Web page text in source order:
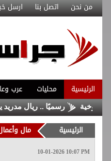
من نحن اتصل بنا ارسل
الرئيسية محليات عرب
رسميًا .. ريال مدريد يجدد عقد
الرئيسية مال
10-01-2026 10:07 PM